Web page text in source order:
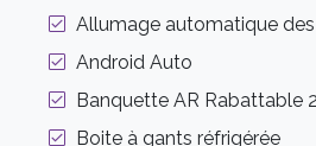
Allumage automatique
Android Auto
Banquette AR Rabattable
Boite à gants réfrigérée